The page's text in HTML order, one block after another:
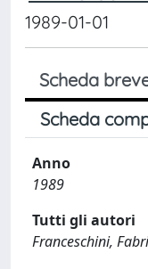
1989-01-01
Scheda
Scheda
Anno
1989
Tutti gli autori
Franceschini,